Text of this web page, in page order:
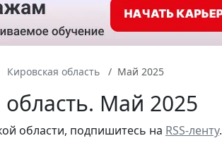
Кировская область Май 2025
Май 2025
области, подпишитесь на RSS-ленту.